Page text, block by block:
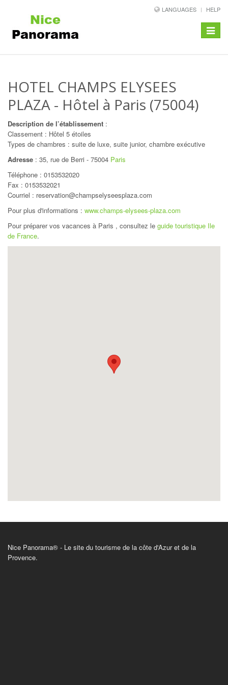
LANGUAGES HELP
Toggle
HOTEL CHAMPS ELYSEES
PLAZA - Hôtel à Paris (75004)
Description de l’établissement :
Classement : Hôtel 5 étoiles
Types de chambres : suite de luxe, suite junior, chambre exécutive
Adresse : 35, rue de Berri - 75004 Paris
Téléphone : 0153532020
Fax : 0153532021
Courriel : reservation@champselyseesplaza.com
Pour plus d'informations : www.champs-elysees-plaza.com
Pour préparer vos vacances à Paris , consultez le guide touristique Ile
de France.
Nice Panorama® - Le site du tourisme de la côte d'Azur et de la
Provence.